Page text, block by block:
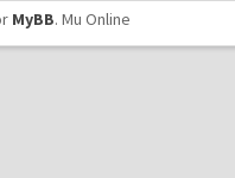
MyBB. Mu Online